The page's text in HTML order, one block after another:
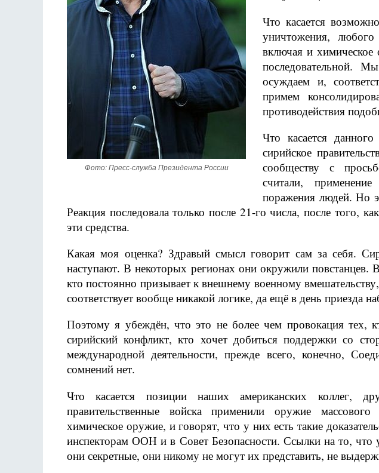
Фото: Пресс-служба Президента России
Что касается
уничтожения,
включая и
последовательной.
осуждаем и,
примем
противодействия
Что касается
сирийское
сообществу с
считали,
поражения людей. Но
Реакция последовала только после 21-го числа, после того,
эти средства.
Какая моя оценка? Здравый смысл говорит сам за себя.
наступают. В некоторых регионах они окружили повстанцев.
кто постоянно призывает к внешнему военному
соответствует вообще никакой логике, да ещё в день приезда
Поэтому я убеждён, что это не более чем провокация тех,
сирийский конфликт, кто хочет добиться поддержки со
международной деятельности, прежде всего, конечно,
сомнений нет.
Что касается позиции наших американских коллег,
правительственные войска применили оружие
химическое оружие, и говорят, что у них есть такие
инспекторам ООН и в Совет Безопасности. Ссылки на то, что у
они секретные, они никому не могут их представить, не